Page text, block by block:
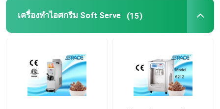
เครื่องทำไอศกรีม Soft Serve (15)